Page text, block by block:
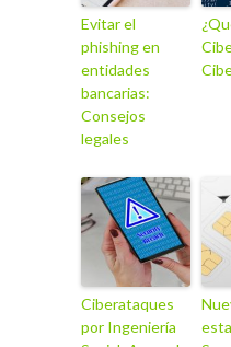
Evitar el
phishing en
entidades
bancarias:
Consejos
legales
Ciberataques
por Ingeniería